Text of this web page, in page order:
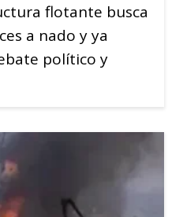
flotante busca
a nado y ya
político y